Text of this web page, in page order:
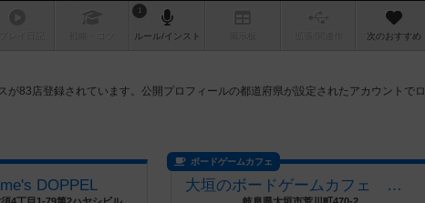
1
ルール/インスト 次のおすすめ
83店登録されています。公開プロフィールの都道府県が設定されたアカウントでロ
DOPPEL
ボードゲームカフェ
大垣のボードゲームカフェ 黒やぎさん